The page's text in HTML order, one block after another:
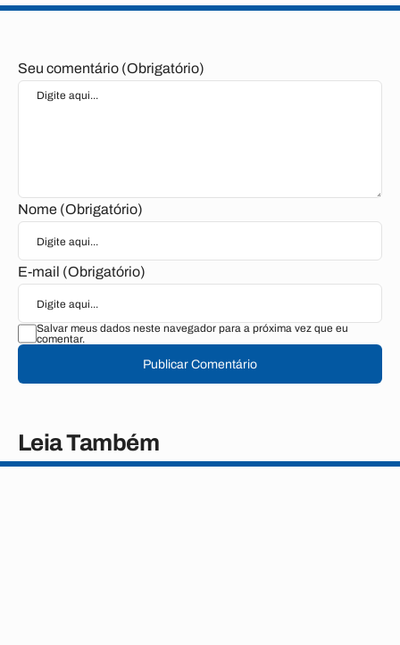
Seu comentário (Obrigatório)
Nome (Obrigatório)
E-mail (Obrigatório)
Salvar meus dados neste navegador para a próxima vez que eu
comentar.
Publicar Comentário
Leia Também